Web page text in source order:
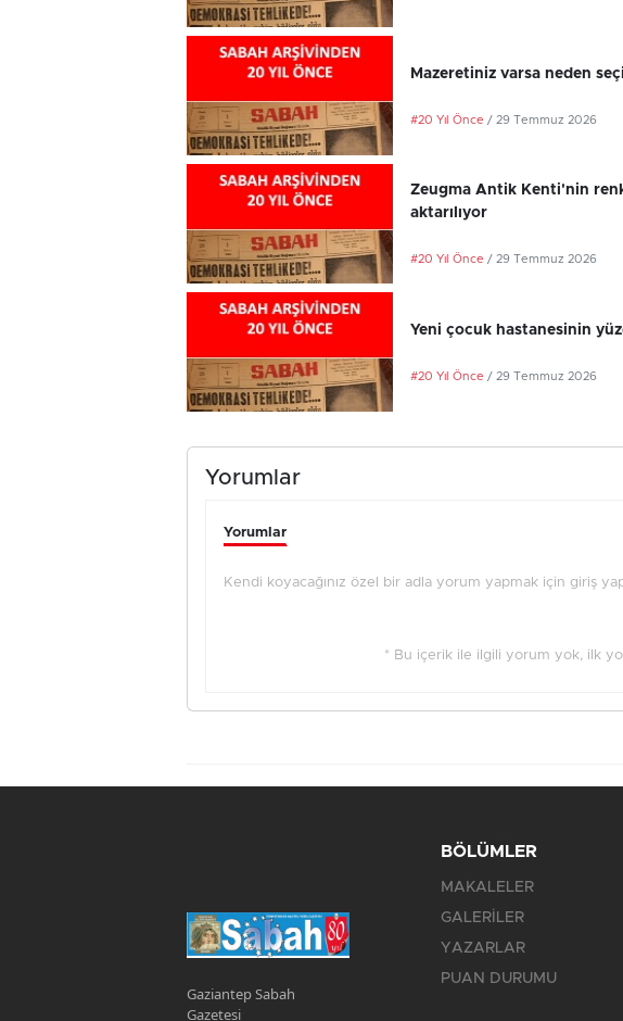
Mazeretiniz varsa neden
#20 Yıl Önce / 29 Temmuz 2026
Zeugma Antik Kenti'nin
aktarılıyor
#20 Yıl Önce / 29 Temmuz 2026
Yeni çocuk hastanesinin
#20 Yıl Önce / 29 Temmuz 2026
Yorumlar
Yorumlar
Kendi koyacağınız özel bir adla yorum yapmak için giriş
* Bu içerik ile ilgili yorum yok, ilk
Gaziantep Sabah
Gazetesi
BÖLÜMLER
MAKALELER
GALERİLER
YAZARLAR
PUAN DURUMU